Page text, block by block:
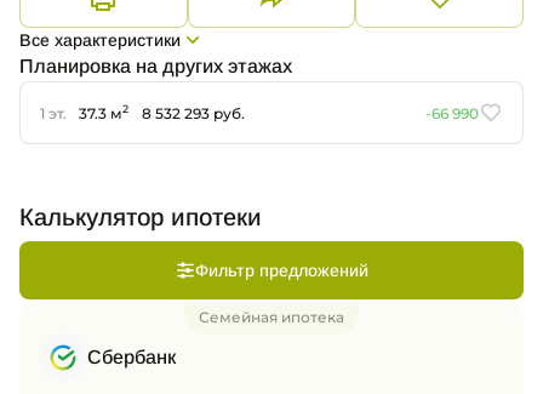
Все характеристики
Планировка на других этажах
1 эт. 37.3 м2 8 532 293 руб. -66 990
Калькулятор ипотеки
Фильтр предложений
Семейная ипотека
Сбербанк